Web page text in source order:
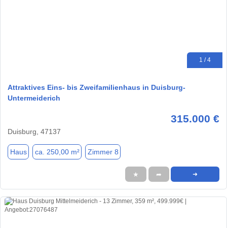
1 / 4
Attraktives Eins- bis Zweifamilienhaus in Duisburg-
Untermeiderich
315.000 €
Duisburg, 47137
Haus ca. 250,00 m² Zimmer 8
★ ➦ ➜